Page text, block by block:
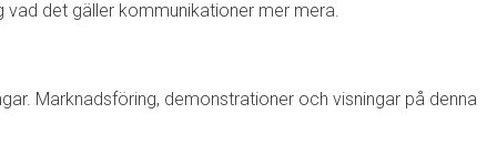
det gäller kommunikationer mer mera.
Marknadsföring, demonstrationer och visningar på denna